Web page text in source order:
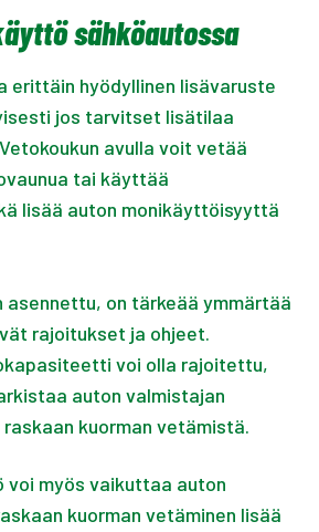
sähköautossa
erittäin hyödyllinen lisävaruste
jos tarvitset lisätilaa
avulla voit vetää
tai käyttää
lisää auton monikäyttöisyyttä
asennettu, on tärkeää ymmärtää
rajoitukset ja ohjeet.
voi olla rajoitettu,
auton valmistajan
kuorman vetämistä.
voi myös vaikuttaa auton
kuorman vetäminen lisää